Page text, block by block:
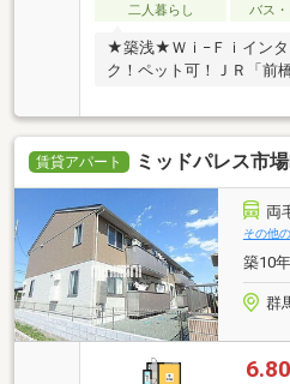
二人暮らし
バス
★築浅★Ｗｉ−Ｆｉイン
ク！ペット可！ＪＲ「前
賃貸アパート ミッドパレス市場
両
その他
築10
群
6.80